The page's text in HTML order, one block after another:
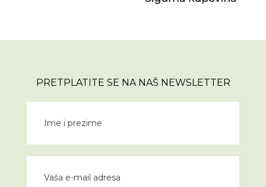
PRETPLATITE SE NA NAŠ NEWSLETTER